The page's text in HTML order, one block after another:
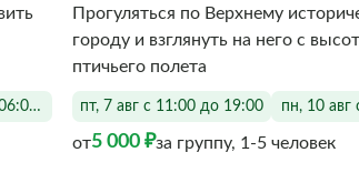
до 10:00
Прогуляться по Верхнему
городу и взглянуть на него с
птичьего полета
пт, 7 авг с 11:00 до 19:00 пн, 10 авг
от5 000 ₽за группу, 1-5 человек